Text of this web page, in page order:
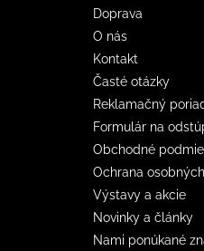
Doprava
O nás
Kontakt
Časté otázky
Reklamačný
Formulár na
Obchodné
Ochrana
Výstavy a akcie
Novinky a články
Nami ponúkané